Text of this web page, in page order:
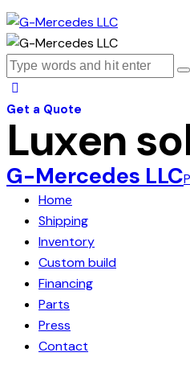
Get a Quote
Luxen
G-Mercedes LLC
Home
Shipping
Inventory
Custom build
Financing
Parts
Press
Contact